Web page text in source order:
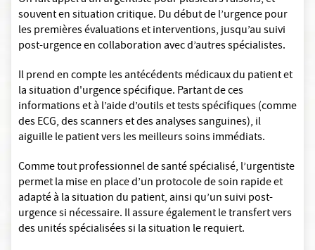
souvent en situation critique. Du début de l’urgence pour
les premières évaluations et interventions, jusqu’au suivi
post-urgence en collaboration avec d’autres spécialistes.
Il prend en compte les antécédents médicaux du patient et
la situation d'urgence spécifique. Partant de ces
informations et à l’aide d’outils et tests spécifiques (comme
des ECG, des scanners et des analyses sanguines), il
aiguille le patient vers les meilleurs soins immédiats.
Comme tout professionnel de santé spécialisé, l’urgentiste
permet la mise en place d’un protocole de soin rapide et
adapté à la situation du patient, ainsi qu’un suivi post-
urgence si nécessaire. Il assure également le transfert vers
des unités spécialisées si la situation le requiert.